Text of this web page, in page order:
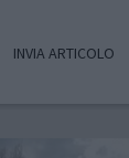
INVIA ARTICOLO